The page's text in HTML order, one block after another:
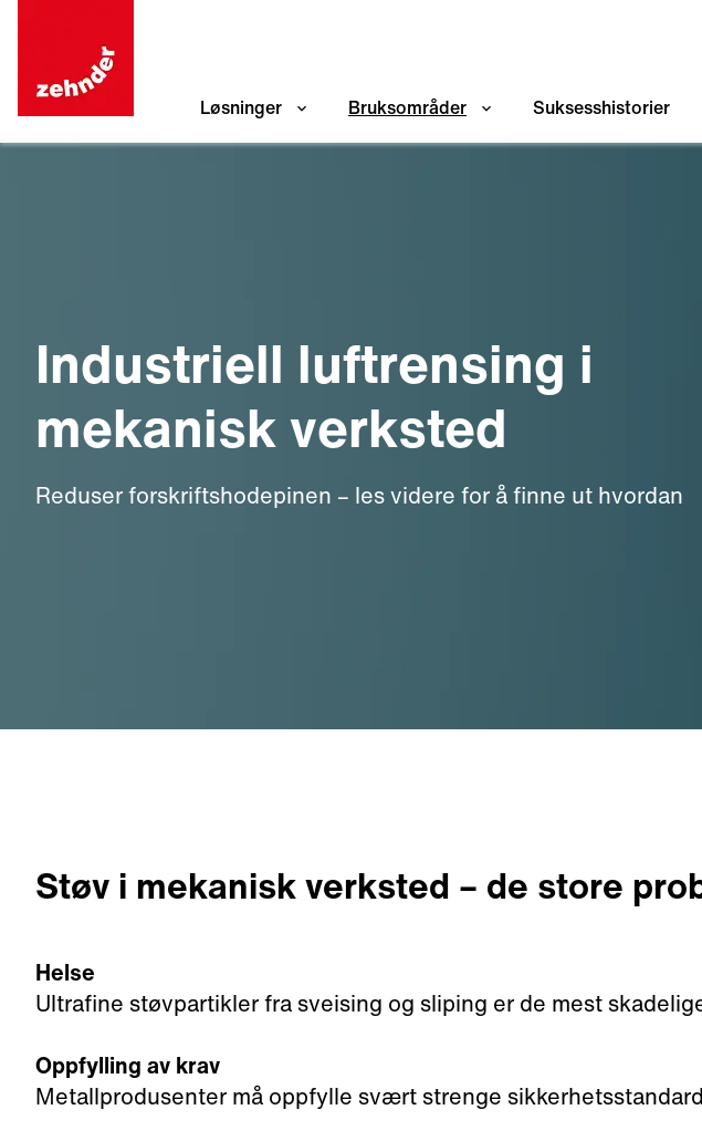
Løsninger Bruksområder Suksesshistorier
Industriell luftrensing i
mekanisk verksted
Reduser forskriftshodepinen – les videre for å finne ut hvordan
Støv i mekanisk verksted – de store
Helse
Ultrafine støvpartikler fra sveising og sliping er de mest
Oppfylling av krav
Metallprodusenter må oppfylle svært strenge